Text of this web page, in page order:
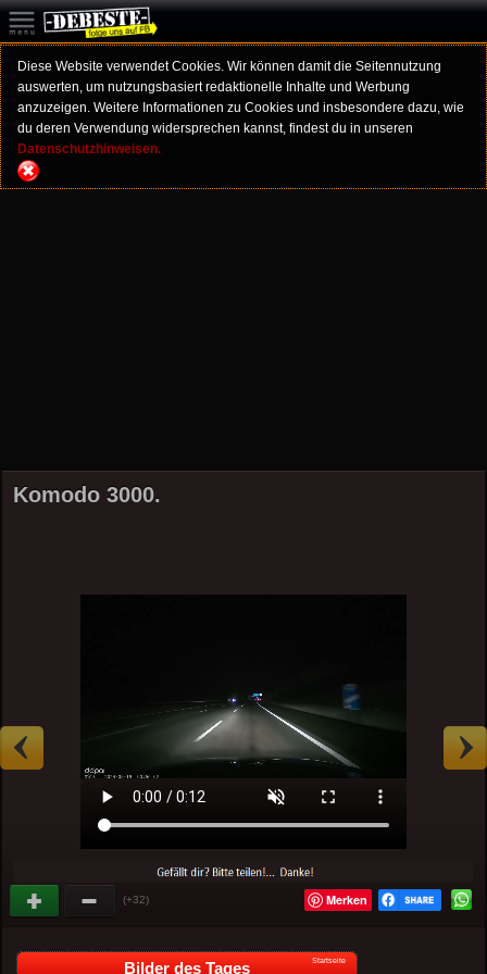
Diese Website verwendet Cookies. Wir können damit die Seitennutzung
auswerten, um nutzungsbasiert redaktionelle Inhalte und Werbung
anzuzeigen. Weitere Informationen zu Cookies und insbesondere dazu, wie
du deren Verwendung widersprechen kannst, findest du in unseren
Datenschutzhinweisen.
Komodo 3000.
(+32) Merken
Bilder des Tages Startseite